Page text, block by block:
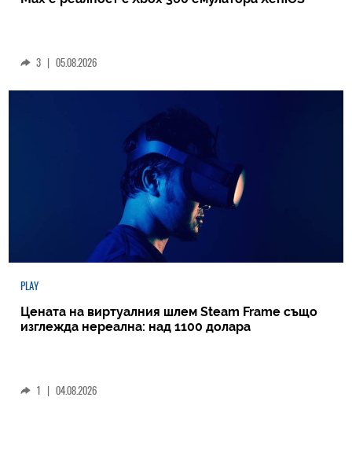
3 | 05.08.2026
PLAY
Цената на виртуалния шлем Steam Frame също
изглежда нереална: над 1100 долара
1 | 04.08.2026